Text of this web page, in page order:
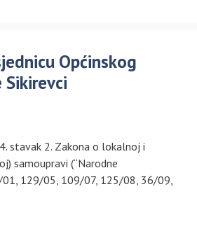
Općinskog
Sikirevci
stavak 2. Zakona o lokalnoj i
samoupravi (“Narodne
01, 129/05, 109/07, 125/08, 36/09,